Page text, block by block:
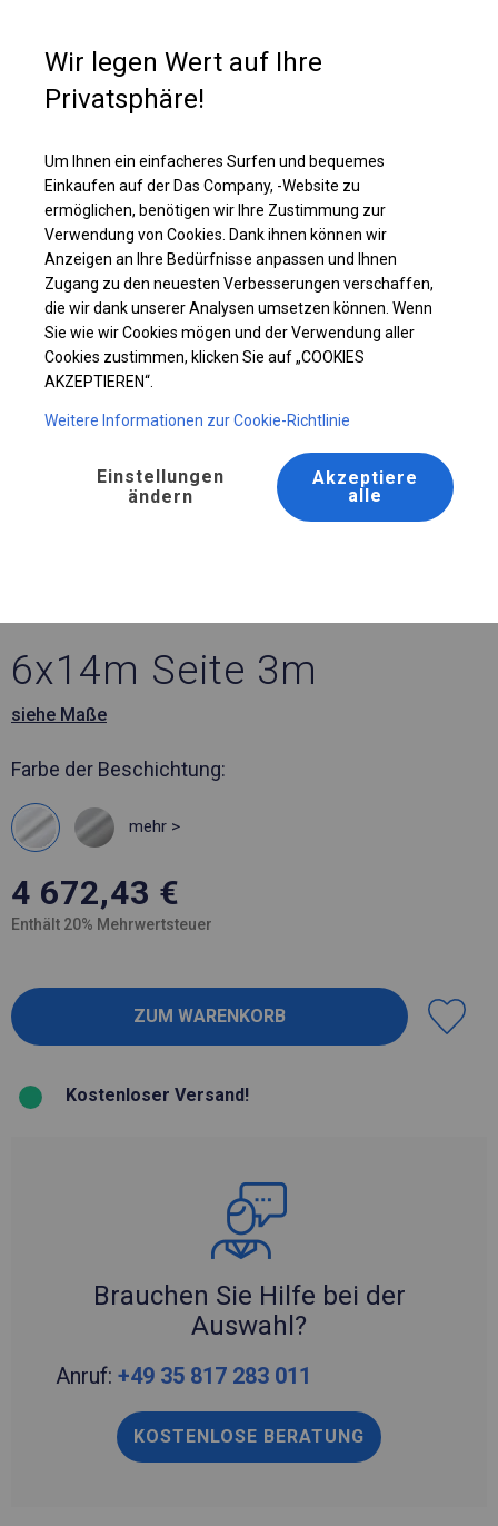
Ganzjähriges Catering-Zelt | 6x14 m
6x14m Seite 3m
siehe Maße
Farbe der Beschichtung:
mehr >
4 672,43 €
Enthält 20% Mehrwertsteuer
Kostenloser Versand!
Brauchen Sie Hilfe bei der
Auswahl?
Anruf: +49 35 817 283 011
KOSTENLOSE BERATUNG
Wir legen Wert auf Ihre
Privatsphäre!
Um Ihnen ein einfacheres Surfen und bequemes
Einkaufen auf der Das Company, -Website zu
ermöglichen, benötigen wir Ihre Zustimmung zur
Verwendung von Cookies. Dank ihnen können wir
Anzeigen an Ihre Bedürfnisse anpassen und Ihnen
Zugang zu den neuesten Verbesserungen verschaffen,
die wir dank unserer Analysen umsetzen können. Wenn
Sie wie wir Cookies mögen und der Verwendung aller
Cookies zustimmen, klicken Sie auf „COOKIES
AKZEPTIEREN“.
Weitere Informationen zur Cookie-Richtlinie
Einstellungen
ändern
Akzeptiere
alle